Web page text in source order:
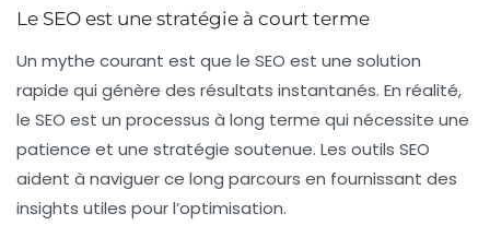
Le SEO est une stratégie à court terme
Un mythe courant est que le SEO est une solution
rapide qui génère des résultats instantanés. En réalité,
le SEO est un processus à long terme qui nécessite une
patience et une stratégie soutenue. Les outils SEO
aident à naviguer ce long parcours en fournissant des
insights utiles pour l’optimisation.